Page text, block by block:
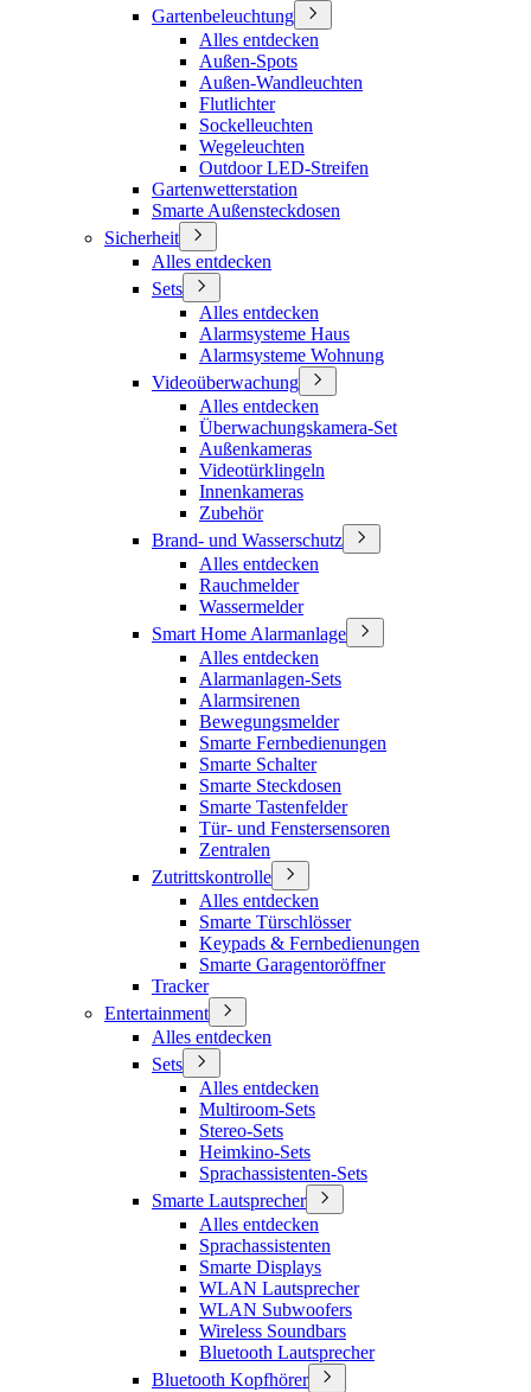
Gartenbeleuchtung
Alles entdecken
Außen-Spots
Außen-Wandleuchten
Flutlichter
Sockelleuchten
Wegeleuchten
Outdoor LED-Streifen
Gartenwetterstation
Smarte Außensteckdosen
Sicherheit
Alles entdecken
Sets
Alles entdecken
Alarmsysteme Haus
Alarmsysteme Wohnung
Videoüberwachung
Alles entdecken
Überwachungskamera-Set
Außenkameras
Videotürklingeln
Innenkameras
Zubehör
Brand- und Wasserschutz
Alles entdecken
Rauchmelder
Wassermelder
Smart Home Alarmanlage
Alles entdecken
Alarmanlagen-Sets
Alarmsirenen
Bewegungsmelder
Smarte Fernbedienungen
Smarte Schalter
Smarte Steckdosen
Smarte Tastenfelder
Tür- und Fenstersensoren
Zentralen
Zutrittskontrolle
Alles entdecken
Smarte Türschlösser
Keypads & Fernbedienungen
Smarte Garagentoröffner
Tracker
Entertainment
Alles entdecken
Sets
Alles entdecken
Multiroom-Sets
Stereo-Sets
Heimkino-Sets
Sprachassistenten-Sets
Smarte Lautsprecher
Alles entdecken
Sprachassistenten
Smarte Displays
WLAN Lautsprecher
WLAN Subwoofers
Wireless Soundbars
Bluetooth Lautsprecher
Bluetooth Kopfhörer